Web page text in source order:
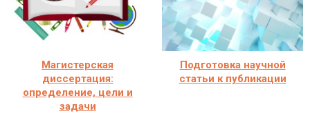
Магистерская
диссертация:
определение, цели и
задачи
Подготовка научной
статьи к публикации